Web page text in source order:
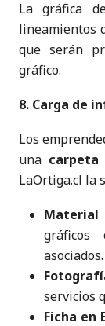
La gráfica
lineamientos
que serán
gráfico.
8. Carga de
Los
una carpeta
LaOrtiga.cl la
gráficos
asociados.
servicios
Ficha en